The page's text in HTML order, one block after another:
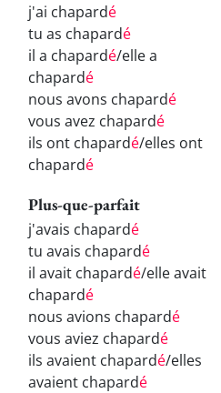
j'ai chapardé
tu as chapardé
il a chapardé/elle a
chapardé
nous avons chapardé
vous avez chapardé
ils ont chapardé/elles ont
chapardé
Plus-que-parfait
j'avais chapardé
tu avais chapardé
il avait chapardé/elle avait
chapardé
nous avions chapardé
vous aviez chapardé
ils avaient chapardé/elles
avaient chapardé